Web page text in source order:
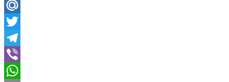
Odnoklassniki
Mail.Ru
Twitter
Telegram
Viber